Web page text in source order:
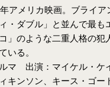
アメリカ映画。ブライア
・ダブル」と並んで最も
」のような二重人格の犯
いる。
マ 出演：マイケル・ケ
キンソン、キース・ゴー